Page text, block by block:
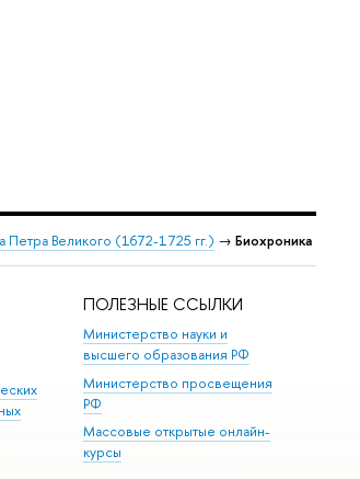
Петра Великого (1672-1725 гг.) → Биохроника
ПОЛЕЗНЫЕ ССЫЛКИ
Министерство науки и
высшего образования РФ
Министерство просвещения
РФ
Массовые открытые онлайн-
курсы